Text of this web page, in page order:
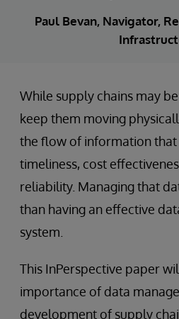
Paul Bevan, Navigator,
While supply chains may
keep them moving
the flow of information
timeliness, cost
reliability. Managing that
than having an effective
system.
This InPerspective paper
importance of data
development of supply